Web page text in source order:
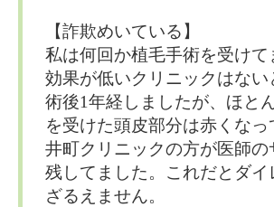
【詐欺めいている】
私は何回か植毛手術を受け
効果が低いクリニックはない
術後1年経しましたが、ほと
を受けた頭皮部分は赤くな
井町クリニックの方が医師
残してました。これだとダ
ざるえません。